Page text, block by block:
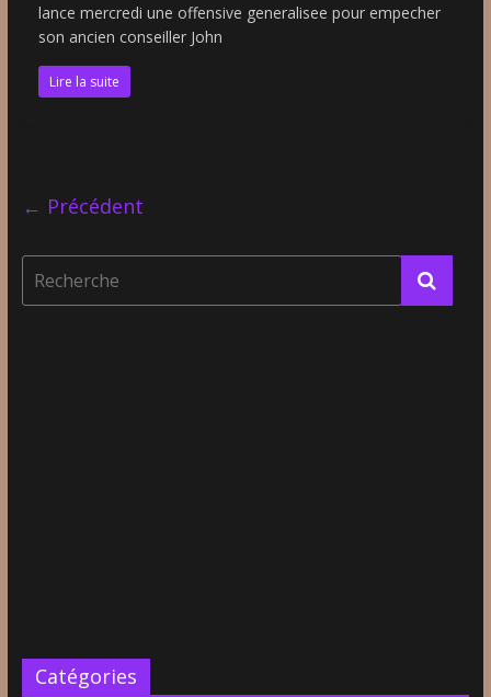
lance mercredi une offensive generalisee pour empecher
son ancien conseiller John
Lire la suite
← Précédent
Catégories